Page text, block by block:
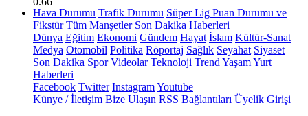
Hava Durumu Trafik Durumu Süper Lig Puan Durumu ve
Fikstür Tüm Manşetler Son Dakika Haberleri
Dünya Eğitim Ekonomi Gündem Hayat İslam Kültür-Sanat
Medya Otomobil Politika Röportaj Sağlık Seyahat Siyaset
Son Dakika Spor Videolar Teknoloji Trend YaşamYurt
Haberleri
Facebook Twitter InstagramYoutube
Künye / İletişim Bize Ulaşın RSS Bağlantıları Üyelik Girişi